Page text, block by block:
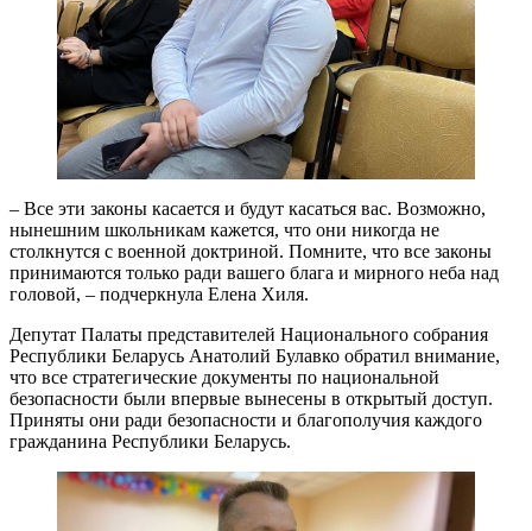
– Все эти законы касается и будут касаться вас. Возможно,
нынешним школьникам кажется, что они никогда не
столкнутся с военной доктриной. Помните, что все законы
принимаются только ради вашего блага и мирного неба над
головой, – подчеркнула Елена Хиля.
Депутат Палаты представителей Национального собрания
Республики Беларусь Анатолий Булавко обратил внимание,
что все стратегические документы по национальной
безопасности были впервые вынесены в открытый доступ.
Приняты они ради безопасности и благополучия каждого
гражданина Республики Беларусь.